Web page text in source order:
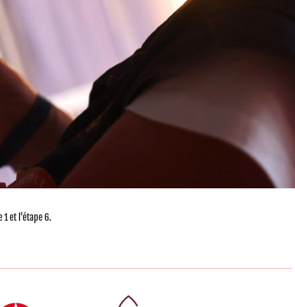
1 et l'étape 6.